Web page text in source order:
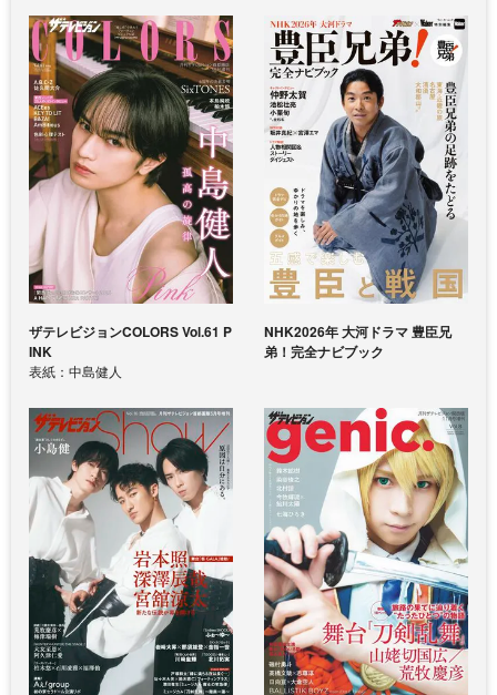
ザテレビジョンCOLORS Vol.61 P
INK
表紙：中島健人
NHK2026年 大河ドラマ 豊臣兄
弟！完全ナビブック